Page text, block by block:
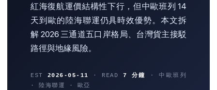
紅海復航運價結構性下行，但中歐班列 14
天到歐的陸海聯運仍具時效優勢。本文拆
解 2026 三通道五口岸格局、台灣貨主接駁
路徑與地緣風險。
EST 2026-05-11 · READ 7 分鐘
· 中歐班列
· 陸海聯運 · 歐亞